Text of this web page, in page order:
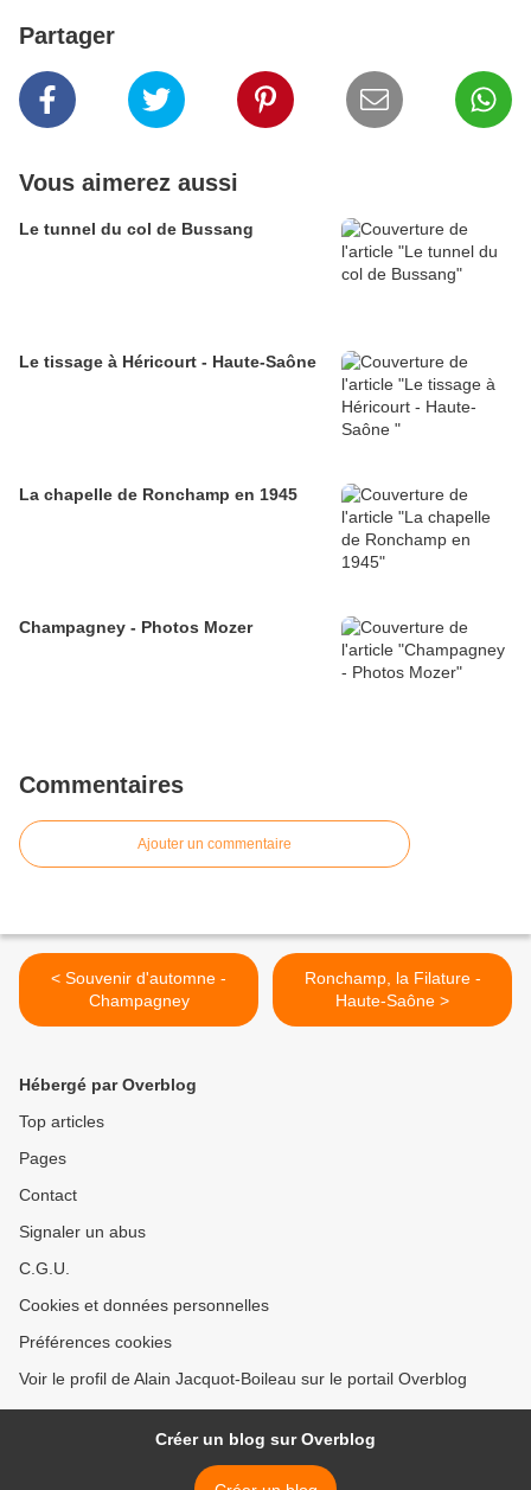
Partager
Vous aimerez aussi
Le tunnel du col de Bussang
Le tissage à Héricourt - Haute-Saône
La chapelle de Ronchamp en 1945
Champagney - Photos Mozer
Commentaires
Ajouter un commentaire
< Souvenir d'automne -
Champagney
Ronchamp, la Filature -
Haute-Saône >
Hébergé par Overblog
Top articles
Pages
Contact
Signaler un abus
C.G.U.
Cookies et données personnelles
Préférences cookies
Voir le profil de Alain Jacquot-Boileau sur le portail Overblog
Créer un blog sur Overblog